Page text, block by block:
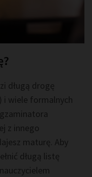
długą drogę
i wiele formalnych
z innego
maturę. Aby
długą listę